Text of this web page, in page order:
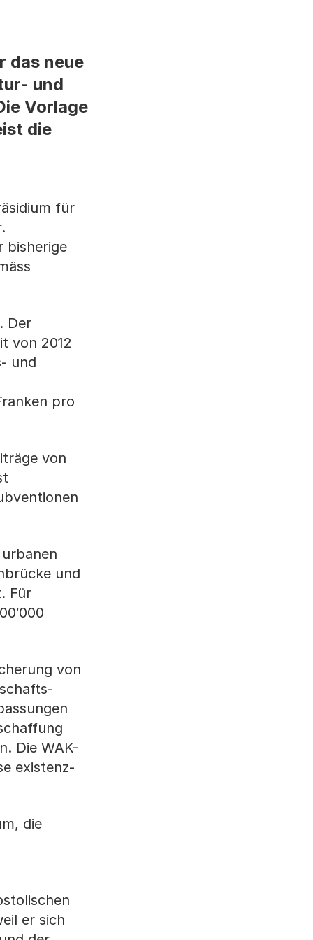
das neue
und
Vorlage
die
für
bisherige
Der
von 2012
und
pro
von
und
Für
von
Die WAK-
existenz-
die
er sich